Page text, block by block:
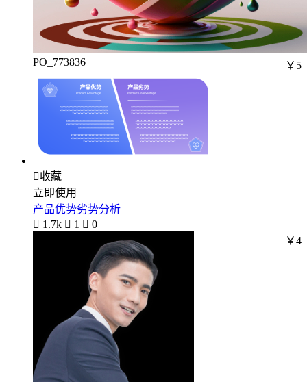
PO_773836 ￥5
收藏
立即使用
产品优势劣势分析
 1.7k  1  0
￥4